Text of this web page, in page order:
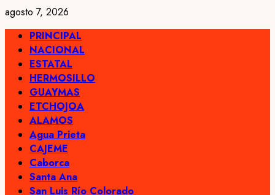
Skip
to
content
agosto 7, 2026
Primary
Menu
PRINCIPAL
NACIONAL
ESTATAL
HERMOSILLO
GUAYMAS
ETCHOJOA
ALAMOS
Agua Prieta
CAJEME
Caborca
Santa Ana
San Luis Río Colorado